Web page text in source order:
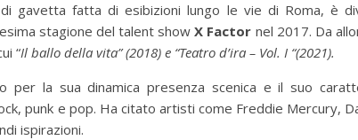
gavetta fatta di esibizioni lungo le vie di Roma, è
stagione del talent showX Factor nel 2017. Da
“Il ballo della vita” (2018) e “Teatro d’ira – Vol. I “(2021).
per la sua dinamica presenza scenica e il suo
punk e pop. Ha citato artisti come Freddie Mercury,
ispirazioni.